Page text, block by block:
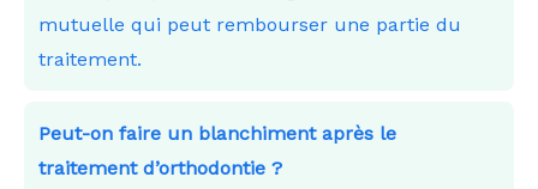
mutuelle qui peut rembourser une partie du
traitement.
Peut-on faire un blanchiment après le
traitement d’orthodontie ?